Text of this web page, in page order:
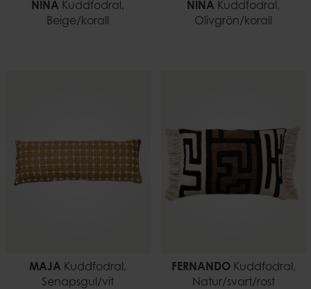
NINA Kuddfodral,
Beige/korall
NINA Kuddfodral,
Olivgrön/korall
MAJA Kuddfodral,
Senapsgul/vit
FERNANDOKuddfodral,
Natur/svart/rost